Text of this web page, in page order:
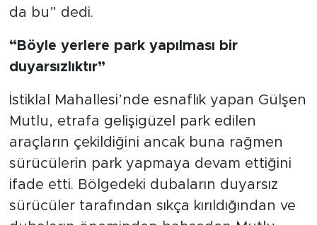
da bu” dedi.
“Böyle yerlere park yapılması bir
duyarsızlıktır”
İstiklal Mahallesi’nde esnaflık yapan Gülşen
Mutlu, etrafa gelişigüzel park edilen
araçların çekildiğini ancak buna rağmen
sürücülerin park yapmaya devam ettiğini
ifade etti. Bölgedeki dubaların duyarsız
sürücüler tarafından sıkça kırıldığından ve